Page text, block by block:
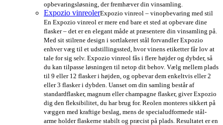
opbevaringsløsning, der fremhæver din vinsamling.
Expozio vinreolerExpozio vinreol – vinopbevaring med stil
En Expozio vinreol er mere end bare et sted at opbevare dine
flasker – det er en elegant måde at præsentere din vinsamling på.
Med sit stilrene design i sortlakeret stål forvandler Expozio
enhver væg til et udstillingssted, hvor vinens etiketter får lov at
tale for sig selv. Expozio vinreol fås i flere højder og dybder, så
du kan tilpasse løsningen til netop dit behov. Vælg mellem plads
til 9 eller 12 flasker i højden, og opbevar dem enkeltvis eller 2
eller 3 flasker i dybden. Uanset om din samling består af
standardflasker, magnum eller champagne flasker, giver Expozio
dig den fleksibilitet, du har brug for. Reolen monteres sikkert på
væggen med kraftige beslag, mens de specialudformede stål-
arme holder flaskerne stabilt og præcist på plads. Resultatet er en